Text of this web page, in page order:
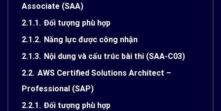
Associate (SAA)
2.1.1. Đối tượng phù hợp
2.1.2. Năng lực được công nhận
2.1.3. Nội dung và cấu trúc bài thi (SAA-C03)
2.2. AWS Certified Solutions Architect –
Professional (SAP)
2.2.1. Đối tượng phù hợp